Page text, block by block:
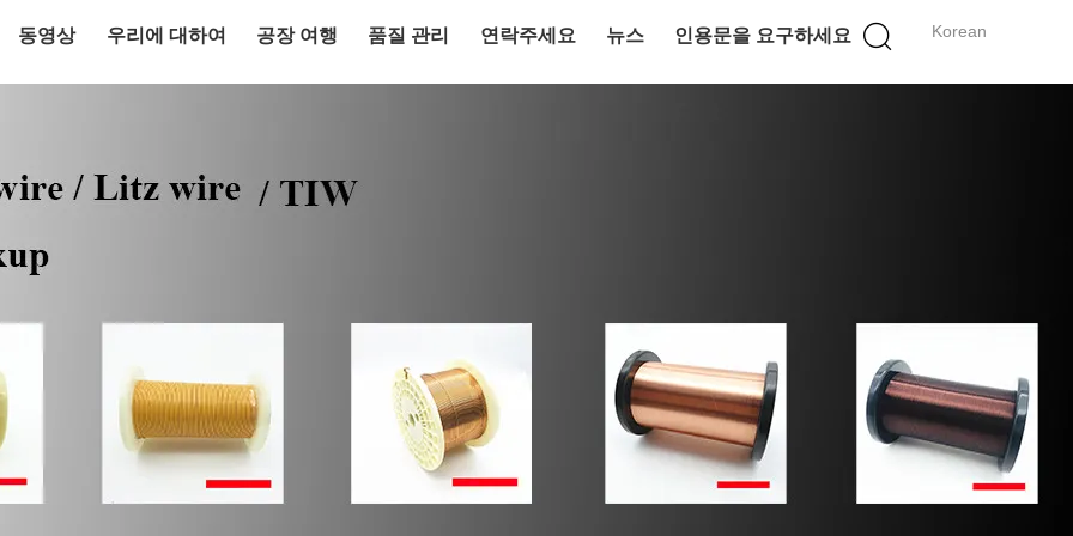
Korean
동영상 우리에 대하여 공장 여행 품질 관리 연락주세요 뉴스 인용문을 요구하세요